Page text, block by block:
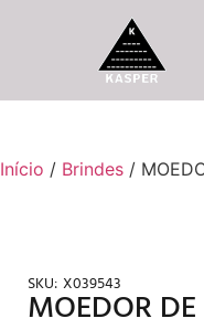
Início / Brindes /
SKU: X039543
MOEDOR